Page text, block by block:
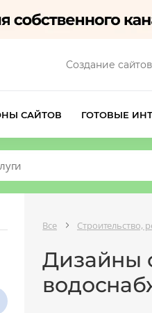
Создание сайтов
САЙТОВ ГОТОВЫЕ
Все Строительство,
Дизайны